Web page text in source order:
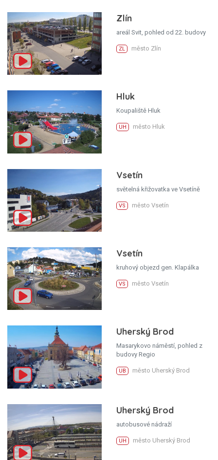
Zlín
areál Svit, pohled od 22. budovy
ZL město Zlín
Hluk
Koupaliště Hluk
UH město Hluk
Vsetín
světelná křižovatka ve Vsetíně
VS město Vsetín
Vsetín
kruhový objezd gen. Klapálka
VS město Vsetín
Uherský Brod
Masarykovo náměstí, pohled z
budovy Regio
UB město Uherský Brod
Uherský Brod
autobusové nádraží
UH město Uherský Brod